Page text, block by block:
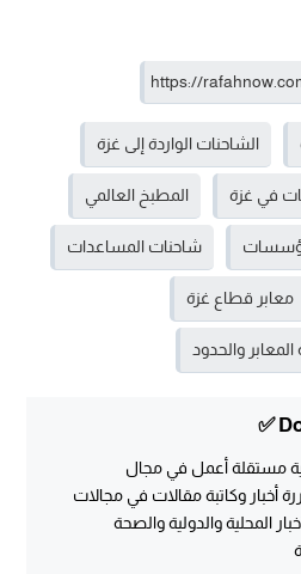
الشاحنات الواردة إلى غزة
في غزة المطبخ العالمي
شاحنات المساعدات
معابر قطاع غزة
المعابر والحدود
مستقلة أعمل في مجال
أخبار وكاتبة مقالات في مجالات
المحلية والدولية والصحة